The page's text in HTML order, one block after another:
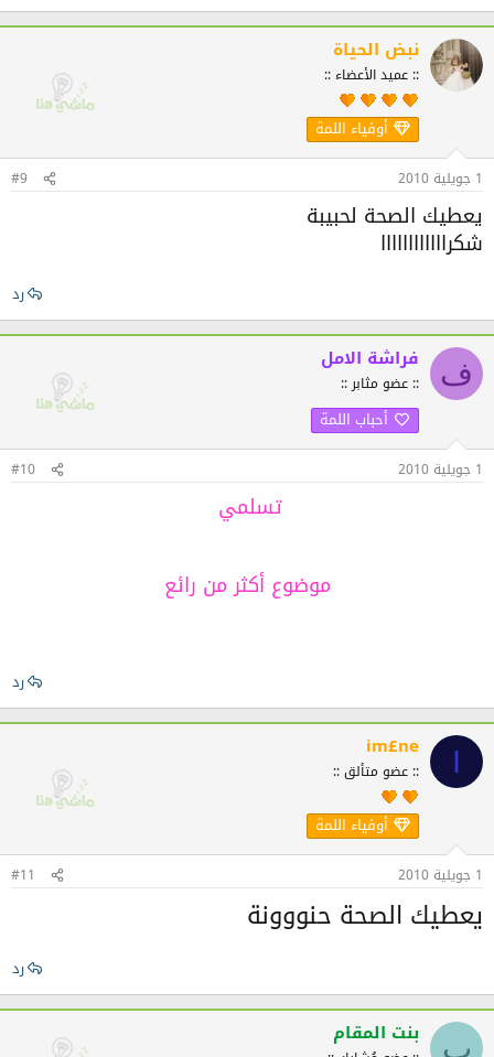
نبض الحياة
:: عميد الأعضاء ::
أوفياء اللمة
1 جويلية 2010 #9
يعطيك الصحة لحبيبة
شكراااااااااااا
رد
ف فراشة الامل
:: عضو مثابر ::
أحباب اللمة
1 جويلية 2010 #10
تسلمي
موضوع أكثر من رائع​
رد
I
im£ne
:: عضو متألق ::
أوفياء اللمة
1 جويلية 2010 #11
يعطيك الصحة حنووونة
رد
ب بنت المقام